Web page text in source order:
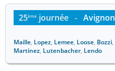
25ème journée - Avignon
Maille, Lopez, Lemee, Loose, Bozzi,
Martinez, Lutenbacher, Lendo